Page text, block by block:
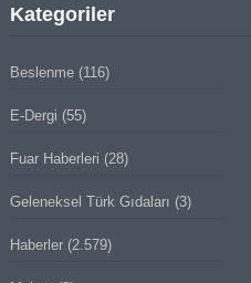
Kategoriler
Beslenme(116)
E-Dergi (55)
Fuar Haberleri (28)
Geleneksel Türk Gıdaları (3)
Haberler(2.579)